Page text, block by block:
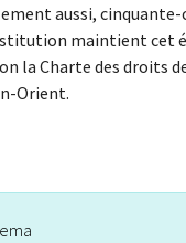
aussi,
maintient cet
la Charte des droits
Orient.